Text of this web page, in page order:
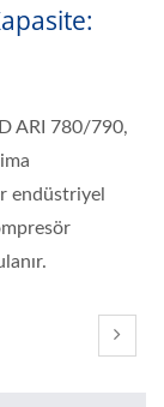
ARI 780/790,
endüstriyel